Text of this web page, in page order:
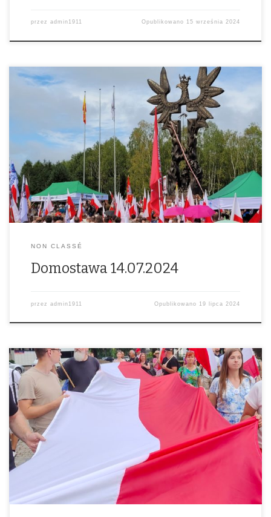
przez admin1911 Opublikowano 15 września 2024
NON CLASSÉ
Domostawa 14.07.2024
przez admin1911 Opublikowano 19 lipca 2024
Foto: Wiesław Nowakowski